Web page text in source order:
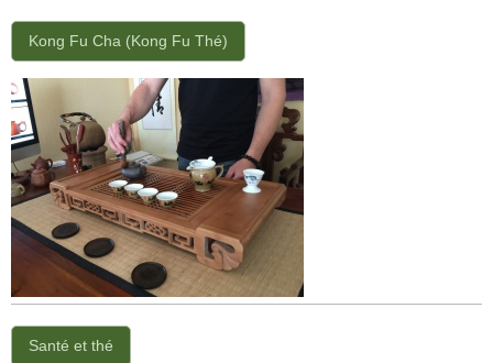
Kong Fu Cha (Kong Fu Thé)
Santé et thé